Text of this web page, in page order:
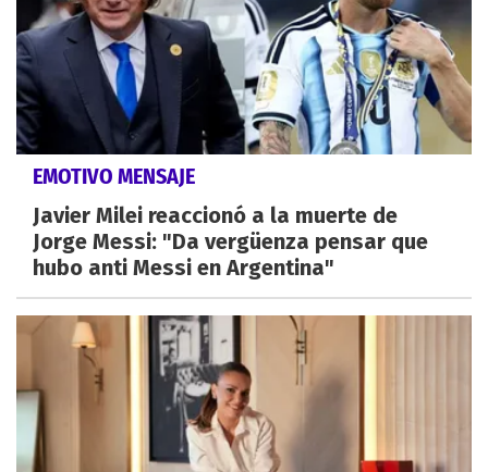
EMOTIVO MENSAJE
Javier Milei reaccionó a la muerte de
Jorge Messi: "Da vergüenza pensar que
hubo anti Messi en Argentina"